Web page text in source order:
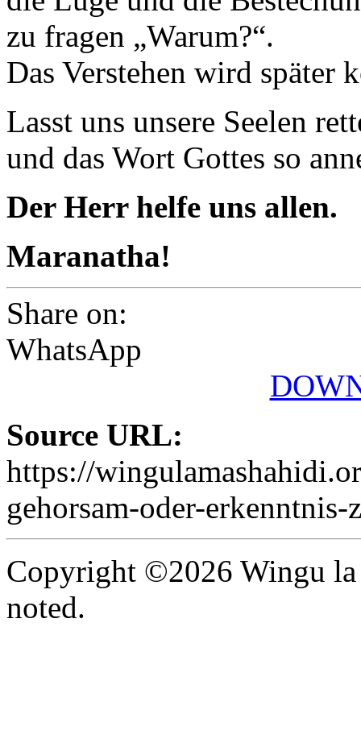
zu fragen „Warum?“.
Das Verstehen wird später
Lasst uns unsere Seelen
und das Wort Gottes so
Der Herr helfe uns allen.
Maranatha!
Share on:
WhatsApp
Source URL:
https://
gehorsam-oder-erkenntnis-
Copyright ©2026 Wingu la
noted.